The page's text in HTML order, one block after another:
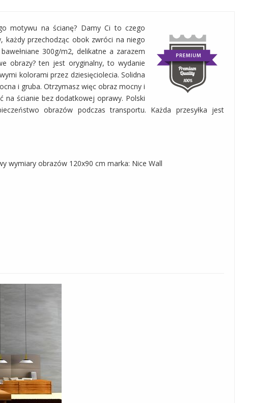
motywu na ścianę? Damy Ci to czego
każdy przechodząc obok zwróci na niego
300g/m2, delikatne a zarazem
obrazy? ten jest oryginalny, to wydanie
kolorami przez dziesięciolecia. Solidna
i gruba. Otrzymasz więc obraz mocny i
na ścianie bez dodatkowej oprawy. Polski
obrazów podczas transportu. Każda przesyłka jest
wymiary obrazów 120x90 cm marka: Nice Wall